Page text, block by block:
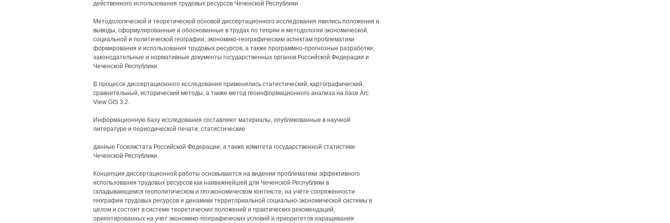
действенного использования трудовых ресурсов Чеченской Республики.
Методологической и теоретической основой диссертационного исследования явились положения и
выводы, сформулированные и обоснованные в трудах по теории и методологии экономической,
социальной и политической географии, экономико-географическим аспектам проблематики
формирования и использования трудовых ресурсов, а также программно-прогнозные разработки,
законодательные и нормативные документы государственных органов Российской Федерации и
Чеченской Республики.
В процессе диссертационного исследования применялись статистический, картографический,
сравнительный, исторический методы, а также метод геоинформационного анализа на базе Arc
View GIS 3.2.
Информационную базу исследования составляют материалы, опубликованные в научной
литературе и периодической печати, статистические
данные Госкомстата Российской Федерации, а также комитета государственной статистики
Чеченской Республики.
Концепция диссертационной работы основывается на видении проблематики эффективного
использования трудовых ресурсов как наиважнейшей для Чеченской Республики в
складывающемся геополитическом и геоэкономическом контексте, на учёте сопряженности
географии трудовых ресурсов и динамики территориальной социально-экономической системы в
целом и состоит в системе теоретических положений и практических рекомендаций,
ориентированных на учет экономико-географических условий и приоритетов наращивания